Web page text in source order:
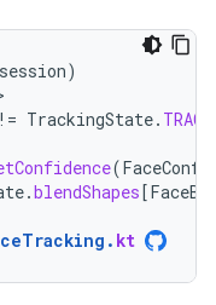
session)
!= TrackingState.
(
.blendShapes[
. kt